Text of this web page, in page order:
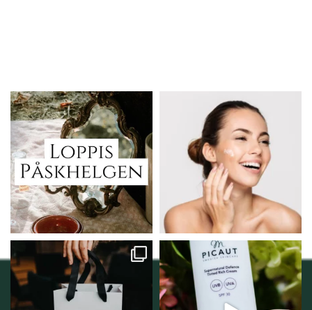
Vi skall ha loppis!
I Vellnez anda;...
6 0
Behandlingserbjudande
februari-mars!
Vi...
0
Vellnez – din
samlingsplats för
Njut av solens härliga
strålar men skydda dig...